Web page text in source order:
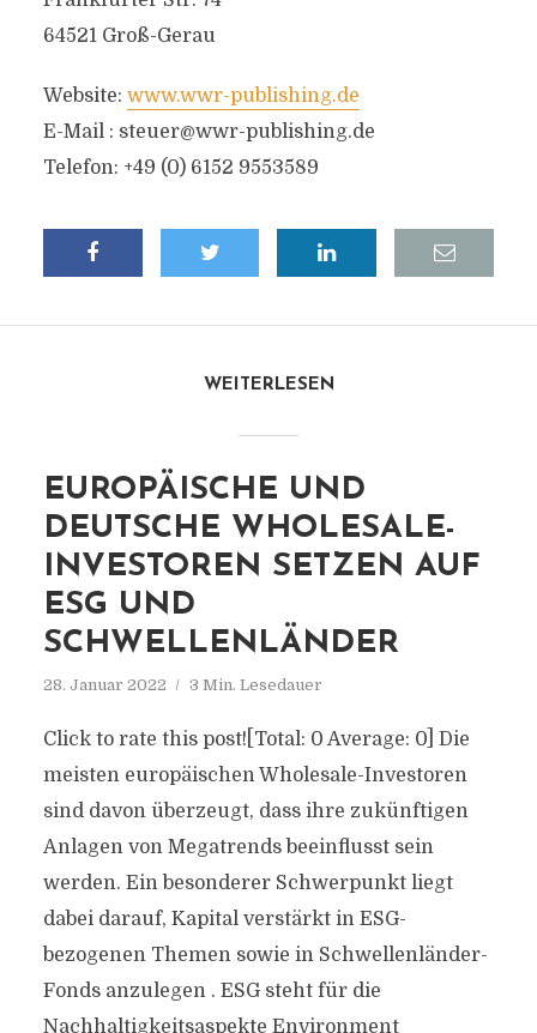
64521 Groß-Gerau
Website: www.wwr-publishing.de
E-Mail : steuer@wwr-publishing.de
Telefon: +49 (0) 6152 9553589
WEITERLESEN
EUROPÄISCHE UND
DEUTSCHE WHOLESALE-
INVESTOREN SETZEN AUF
ESG UND
SCHWELLENLÄNDER
28. Januar 2022 3 Min. Lesedauer
Click to rate this post![Total: 0 Average: 0] Die
meisten europäischen Wholesale-Investoren
sind davon überzeugt, dass ihre zukünftigen
Anlagen von Megatrends beeinflusst sein
werden. Ein besonderer Schwerpunkt liegt
dabei darauf, Kapital verstärkt in ESG-
bezogenen Themen sowie in Schwellenländer-
Fonds anzulegen . ESG steht für die
Nachhaltigkeitsaspekte Environment